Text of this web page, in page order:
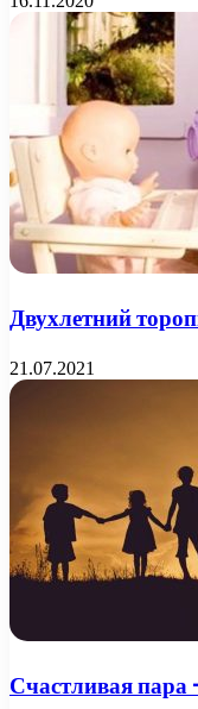
Двухлетний
21.07.2021
Счастливая